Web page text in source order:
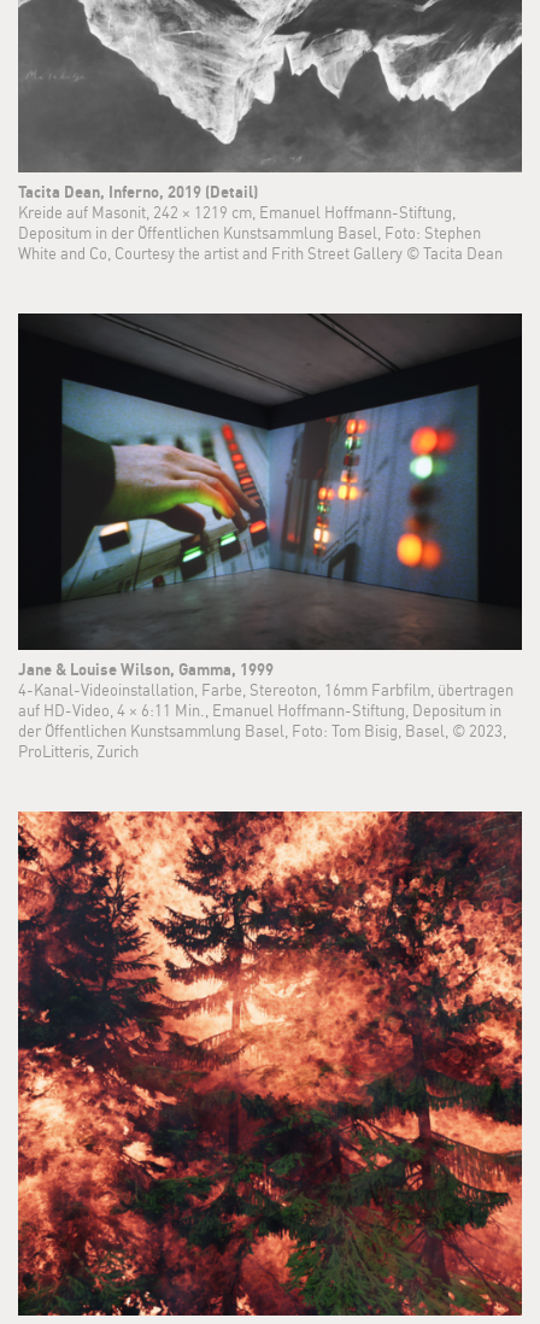
Tacita Dean, Inferno, 2019 (Detail)
Kreide auf Masonit, 242 × 1219 cm, Emanuel Hoffmann-Stiftung,
Depositum in der Öffentlichen Kunstsammlung Basel, Foto: Stephen
White and Co, Courtesy the artist and Frith Street Gallery © Tacita Dean
Jane & Louise Wilson, Gamma, 1999
4-Kanal-Videoinstallation, Farbe, Stereoton, 16mm Farbfilm, übertragen
auf HD-Video, 4 × 6:11 Min., Emanuel Hoffmann-Stiftung, Depositum in
der Öffentlichen Kunstsammlung Basel, Foto: Tom Bisig, Basel, © 2023,
ProLitteris, Zurich